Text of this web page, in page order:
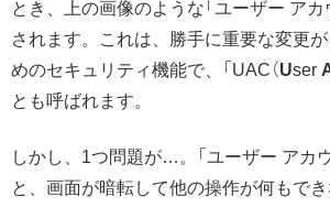
とき、上の画像のような「ユーザー アカ
されます。これは、勝手に重要な変更
めのセキュリティ機能で、「UAC（User
とも呼ばれます。
しかし、1つ問題が…。「ユーザー アカ
と、画面が暗転して他の操作が何もで